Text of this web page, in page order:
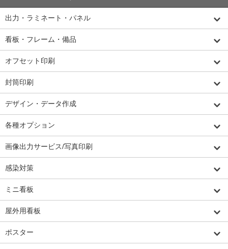
出力・ラミネート・パネル
看板・フレーム・備品
オフセット印刷
封筒印刷
デザイン・データ作成
各種オプション
画像出力サービス/写真印刷
感染対策
ミニ看板
屋外用看板
ポスター